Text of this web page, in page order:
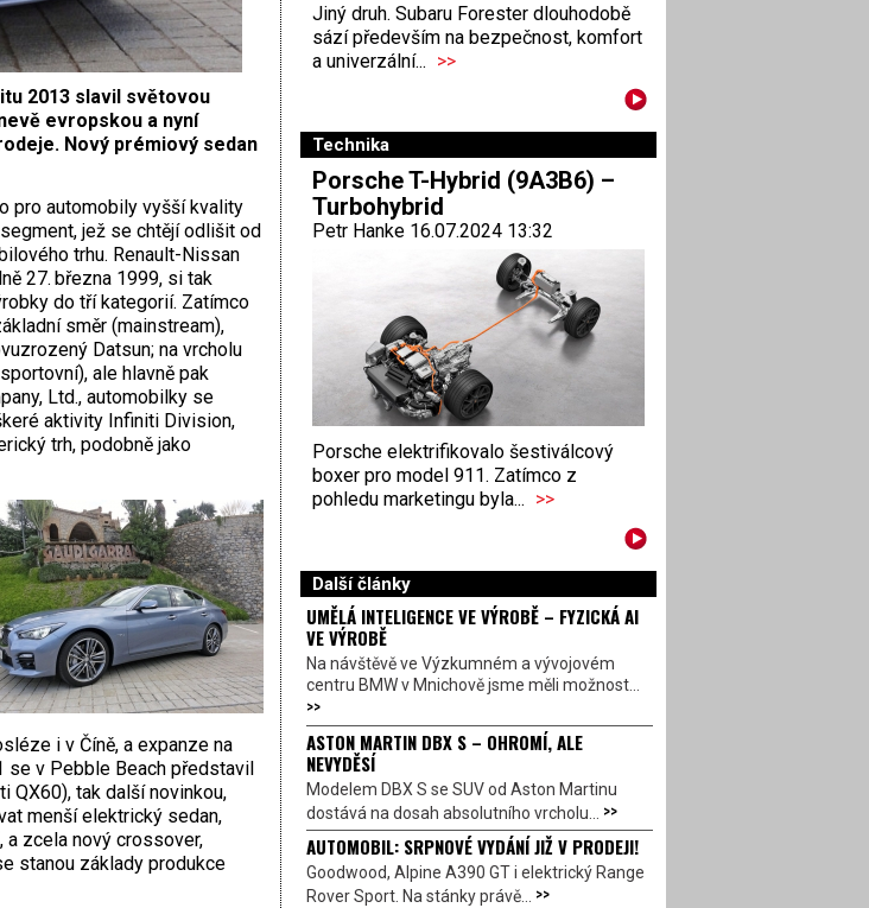
2013 slavil světovou
evropskou a nyní
Nový prémiový sedan
pro automobily vyšší kvality
jež se chtějí odlišit od
trhu. Renault-Nissan
27. března 1999, si tak
do tří kategorií. Zatímco
směr (mainstream),
Datsun; na vrcholu
ale hlavně pak
Ltd., automobilky se
aktivity Infiniti Division,
trh, podobně jako
i v Číně, a expanze na
se v Pebble Beach představil
tak další novinkou,
menší elektrický sedan,
a zcela nový crossover,
stanou základy produkce
Jiný druh. Subaru Forester dlouhodobě
sází především na bezpečnost, komfort
a univerzální... >>
Technika
Porsche T-Hybrid (9A3B6) –
Turbohybrid
Petr Hanke 16.07.2024 13:32
Porsche elektrifikovalo šestiválcový
boxer pro model 911. Zatímco z
pohledu marketingu byla... >>
Další články
UMĚLÁ INTELIGENCE VE VÝROBĚ – FYZICKÁ AI
VE VÝROBĚ
Na návštěvě ve Výzkumném a vývojovém
centru BMW v Mnichově jsme měli možnost...
>>
ASTON MARTIN DBX S – OHROMÍ, ALE
NEVYDĚSÍ
Modelem DBX S se SUV od Aston Martinu
dostává na dosah absolutního vrcholu... >>
AUTOMOBIL: SRPNOVÉ VYDÁNÍ JIŽ V PRODEJI!
Goodwood, Alpine A390 GT i elektrický Range
Rover Sport. Na stánky právě... >>